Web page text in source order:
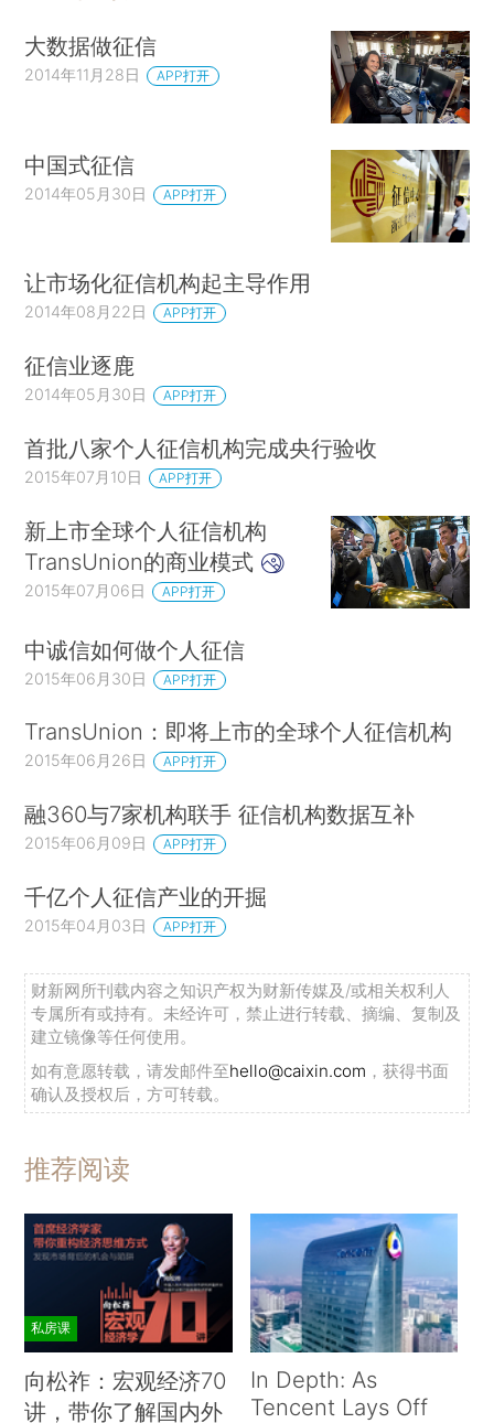
大数据做征信
2014年11月28日 APP打开
中国式征信
2014年05月30日 APP打开
让市场化征信机构起主导作用
2014年08月22日 APP打开
征信业逐鹿
2014年05月30日 APP打开
首批八家个人征信机构完成央行验收
2015年07月10日 APP打开
新上市全球个人征信机构
TransUnion的商业模式
2015年07月06日 APP打开
中诚信如何做个人征信
2015年06月30日 APP打开
TransUnion：即将上市的全球个人征信机构
2015年06月26日 APP打开
融360与7家机构联手 征信机构数据互补
2015年06月09日 APP打开
千亿个人征信产业的开掘
2015年04月03日 APP打开
财新网所刊载内容之知识产权为财新传媒及/或相关权利人
专属所有或持有。未经许可，禁止进行转载、摘编、复制及
建立镜像等任何使用。
如有意愿转载，请发邮件至hello@caixin.com ，获得书面
确认及授权后，方可转载。
推荐阅读
私房课
向松祚：宏观经济70
讲，带你了解国内外
In Depth: As
Tencent Lays Off